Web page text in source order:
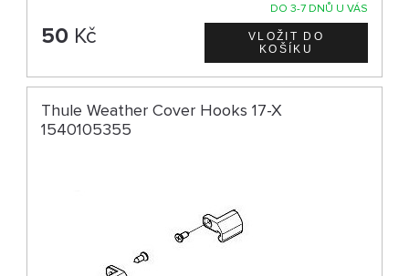
DO 3-7 DNŮ U VÁS
50 Kč
Thule Weather Cover Hooks 17-X
1540105355